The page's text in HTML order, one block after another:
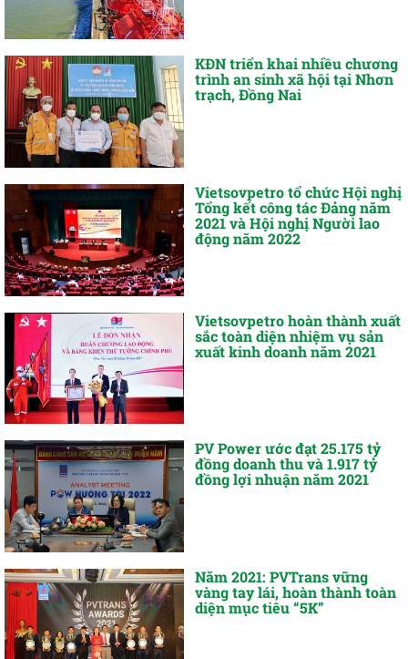
KĐN triển khai nhiều chương
trình an sinh xã hội tại Nhơn
trạch, Đồng Nai
Vietsovpetro tổ chức Hội nghị
Tổng kết công tác Đảng năm
2021 và Hội nghị Người lao
động năm 2022
Vietsovpetro hoàn thành xuất
sắc toàn diện nhiệm vụ sản
xuất kinh doanh năm 2021
PV Power ước đạt 25.175 tỷ
đồng doanh thu và 1.917 tỷ
đồng lợi nhuận năm 2021
Năm 2021: PVTrans vững
vàng tay lái, hoàn thành toàn
diện mục tiêu “5K”